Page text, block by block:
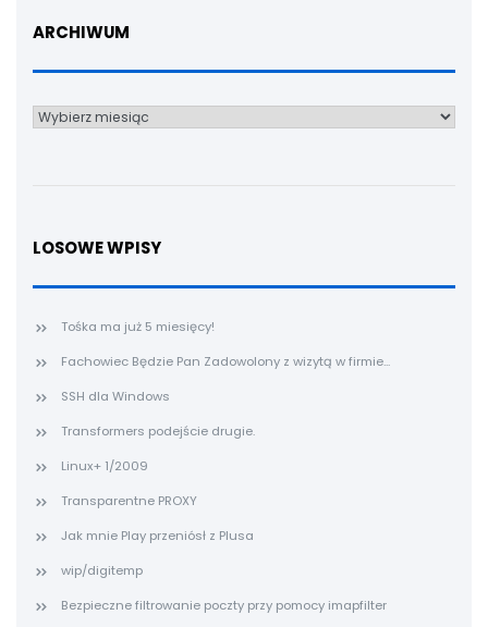
ARCHIWUM
Archiwum
LOSOWE WPISY
Tośka ma już 5 miesięcy!
Fachowiec Będzie Pan Zadowolony z wizytą w firmie...
SSH dla Windows
Transformers podejście drugie.
Linux+ 1/2009
Transparentne PROXY
Jak mnie Play przeniósł z Plusa
wip/digitemp
Bezpieczne filtrowanie poczty przy pomocy imapfilter